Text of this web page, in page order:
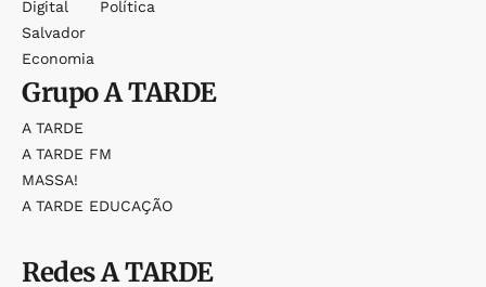
Digital
Salvador
Economia
Política
GrupoA TARDE
A TARDE
A TARDE FM
MASSA!
A TARDE EDUCAÇÃO
RedesA TARDE